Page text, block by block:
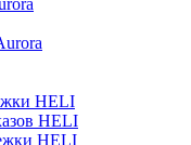
HELI
HELI
HELI